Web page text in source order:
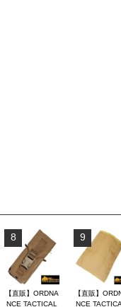
8
【直販】ORDNA
NCE TACTICAL
9
【直販】
NCE